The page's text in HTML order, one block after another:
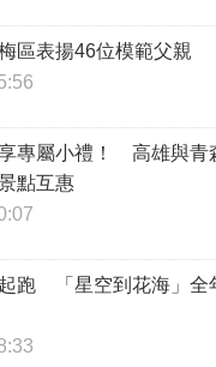
區表揚46位模範父親
專屬小禮！ 高雄與青
點互惠
跑 「星空到花海」全